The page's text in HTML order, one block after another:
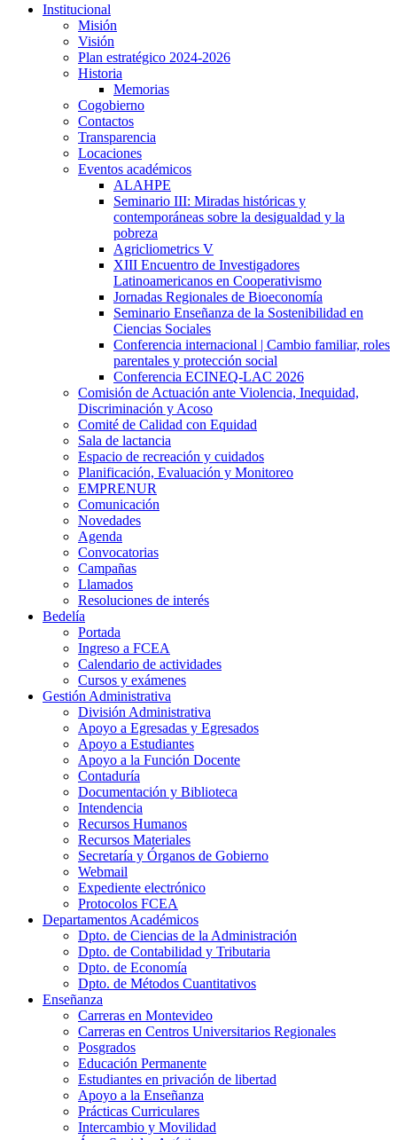
Institucional
Misión
Visión
Plan estratégico 2024-2026
Historia
Memorias
Cogobierno
Contactos
Transparencia
Locaciones
Eventos académicos
ALAHPE
Seminario III: Miradas históricas y
contemporáneas sobre la desigualdad y la
pobreza
Agricliometrics V
XIII Encuentro de Investigadores
Latinoamericanos en Cooperativismo
Jornadas Regionales de Bioeconomía
Seminario Enseñanza de la Sostenibilidad en
Ciencias Sociales
Conferencia internacional | Cambio familiar, roles
parentales y protección social
Conferencia ECINEQ-LAC 2026
Comisión de Actuación ante Violencia, Inequidad,
Discriminación y Acoso
Comité de Calidad con Equidad
Sala de lactancia
Espacio de recreación y cuidados
Planificación, Evaluación y Monitoreo
EMPRENUR
Comunicación
Novedades
Agenda
Convocatorias
Campañas
Llamados
Resoluciones de interés
Bedelía
Portada
Ingreso a FCEA
Calendario de actividades
Cursos y exámenes
Gestión Administrativa
División Administrativa
Apoyo a Egresadas y Egresados
Apoyo a Estudiantes
Apoyo a la Función Docente
Contaduría
Documentación y Biblioteca
Intendencia
Recursos Humanos
Recursos Materiales
Secretaría y Órganos de Gobierno
Webmail
Expediente electrónico
Protocolos FCEA
Departamentos Académicos
Dpto. de Ciencias de la Administración
Dpto. de Contabilidad y Tributaria
Dpto. de Economía
Dpto. de Métodos Cuantitativos
Enseñanza
Carreras en Montevideo
Carreras en Centros Universitarios Regionales
Posgrados
Educación Permanente
Estudiantes en privación de libertad
Apoyo a la Enseñanza
Prácticas Curriculares
Intercambio y Movilidad